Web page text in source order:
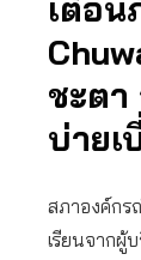
เตือน
ชะตา
บ่ายเ
สภาองค์กร
เรียนจากผู้